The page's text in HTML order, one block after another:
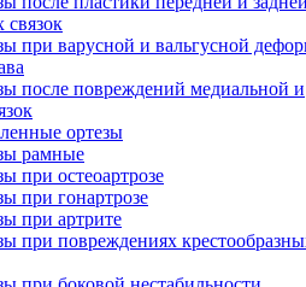
связок
при варусной и вальгусной
после повреждений медиальной и
ортезы
рамные
при остеоартрозе
при гонартрозе
при артрите
при повреждениях